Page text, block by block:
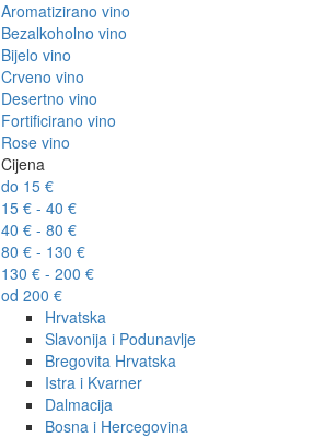
Aromatizirano vino
Bezalkoholno vino
Bijelo vino
Crveno vino
Desertno vino
Fortificirano vino
Rose vino
Cijena
do 15 €
15 € - 40 €
40 € - 80 €
80 € - 130 €
130 € - 200 €
od 200 €
Hrvatska
Slavonija i Podunavlje
Bregovita Hrvatska
Istra i Kvarner
Dalmacija
Bosna i Hercegovina